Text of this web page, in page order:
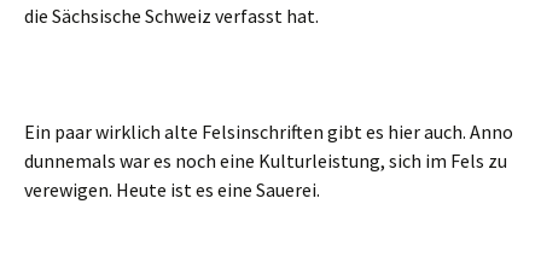
die Sächsische Schweiz verfasst hat.
Ein paar wirklich alte Felsinschriften gibt es hier auch. Anno
dunnemals war es noch eine Kulturleistung, sich im Fels zu
verewigen. Heute ist es eine Sauerei.